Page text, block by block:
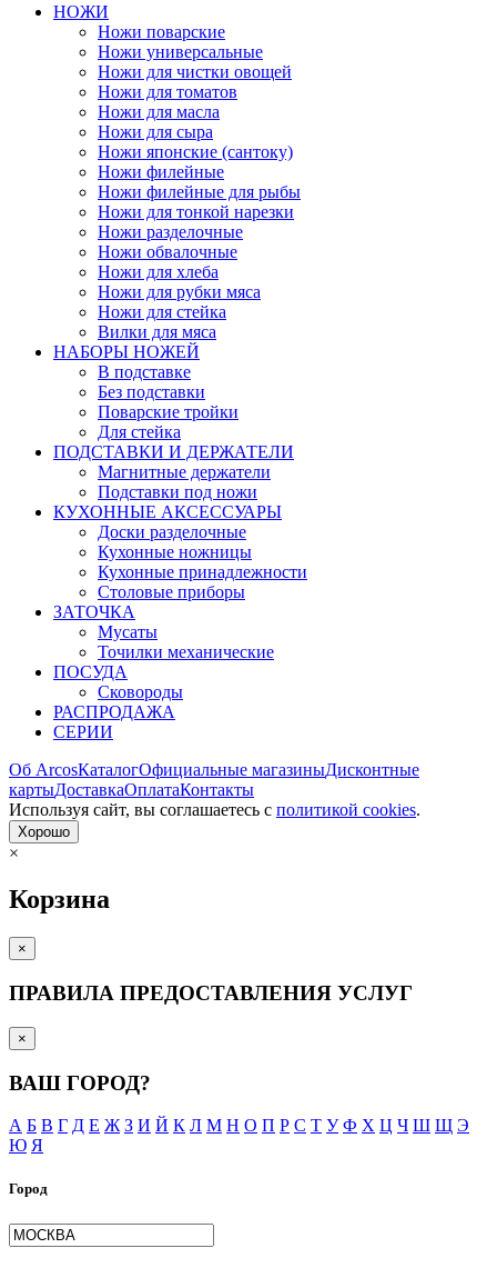
НОЖИ
Ножи поварские
Ножи универсальные
Ножи для чистки овощей
Ножи для томатов
Ножи для масла
Ножи для сыра
Ножи японские (сантоку)
Ножи филейные
Ножи филейные для рыбы
Ножи для тонкой нарезки
Ножи разделочные
Ножи обвалочные
Ножи для хлеба
Ножи для рубки мяса
Ножи для стейка
Вилки для мяса
НАБОРЫ НОЖЕЙ
В подставке
Без подставки
Поварские тройки
Для стейка
ПОДСТАВКИ И ДЕРЖАТЕЛИ
Магнитные держатели
Подставки под ножи
КУХОННЫЕ АКСЕССУАРЫ
Доски разделочные
Кухонные ножницы
Кухонные принадлежности
Столовые приборы
ЗАТОЧКА
Мусаты
Точилки механические
ПОСУДА
Сковороды
РАСПРОДАЖА
СЕРИИ
Об ArcosКаталогОфициальные магазиныДисконтные
картыДоставкаОплатаКонтакты
Используя сайт, вы согла­шаетесь с политикой cookies.
Хорошо
×
Корзина
×
ПРАВИЛА ПРЕДОСТАВЛЕНИЯ УСЛУГ
×
ВАШ ГОРОД?
А Б В Г Д Е Ж З И Й К Л М Н О П Р С Т У Ф Х Ц Ч Ш Щ Э
Ю Я
Город